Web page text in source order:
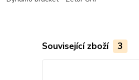
Související zboží 3